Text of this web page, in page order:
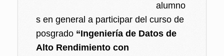
alumno
s en general a participar del curso de
posgrado “Ingeniería de Datos de
Alto Rendimiento con